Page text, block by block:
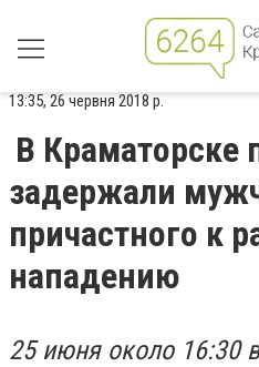
13:35, 26 червня 2018 р.
В Краматорске
задержали
причастного к
нападению
25 июня около 16:30